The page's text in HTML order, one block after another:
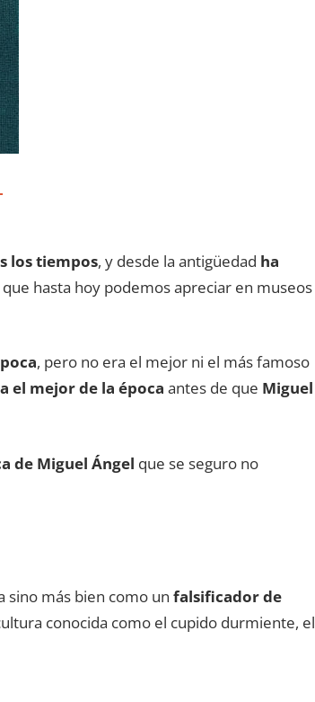
los tiempos, y desde la antigüedad ha
hasta hoy podemos apreciar en museos
, pero no era el mejor ni el más famoso
el mejor de la época antes de que Miguel
de Miguel Ángel que se seguro no
sino más bien como un falsificador de
conocida como el cupido durmiente, el